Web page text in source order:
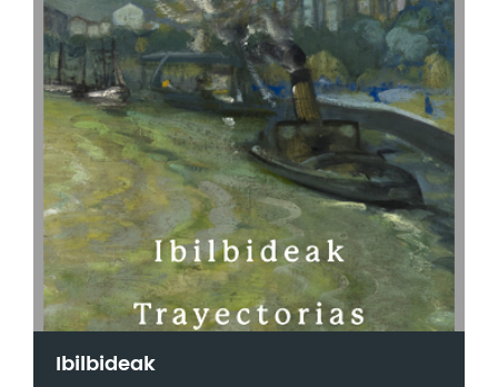
Ibilbideak